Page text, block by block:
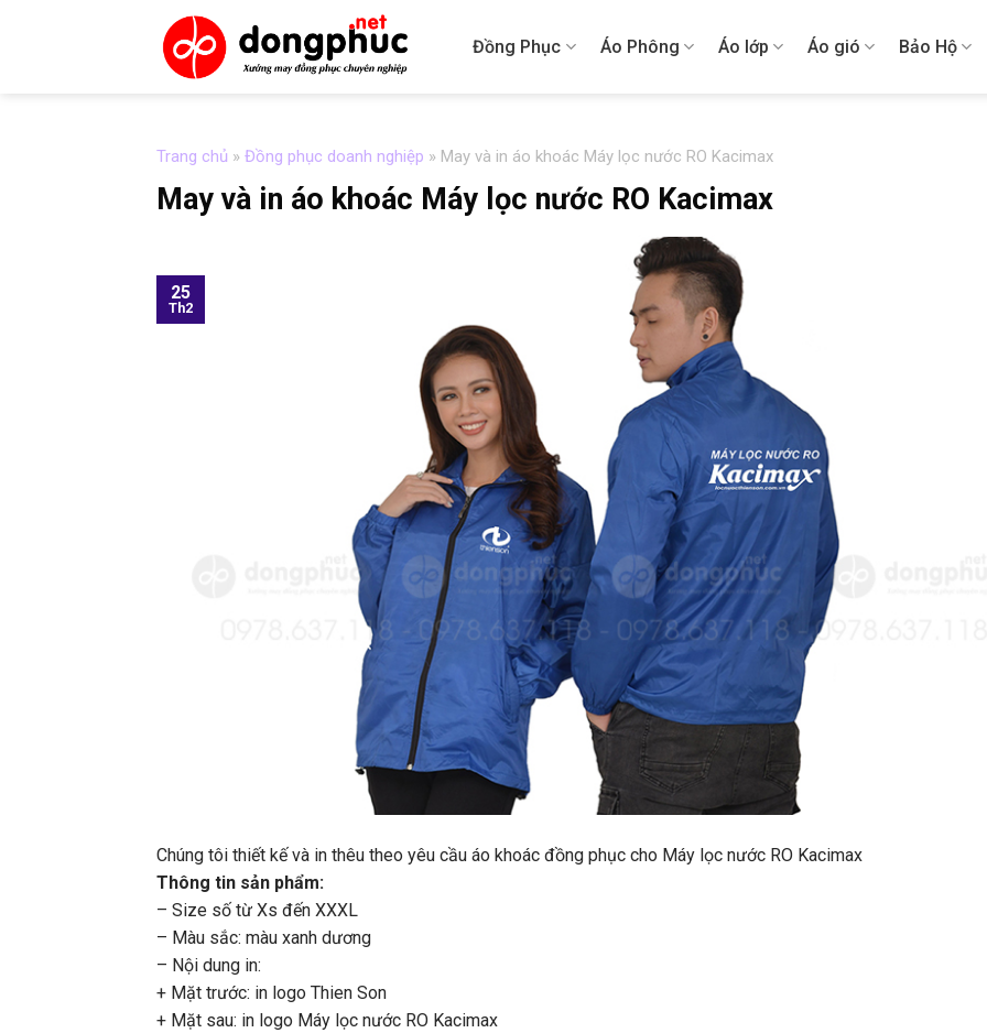
Đồng Phục Áo Phông Áo lớp Áo gió Bảo Hộ
Trang chủ » Đồng phục doanh nghiệp » May và in áo khoác Máy lọc nước RO Kacimax
May và in áo khoác Máy lọc nước RO Kacimax
25
Th2
Chúng tôi thiết kế và in thêu theo yêu cầu áo khoác đồng phục cho Máy lọc nước RO Kacimax
Thông tin sản phẩm:
– Size số từ Xs đến XXXL
– Màu sắc: màu xanh dương
– Nội dung in:
+ Mặt trước: in logo Thien Son
+ Mặt sau: in logo Máy lọc nước RO Kacimax